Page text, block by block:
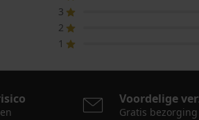
3
2
1
Voordelige
Gratis